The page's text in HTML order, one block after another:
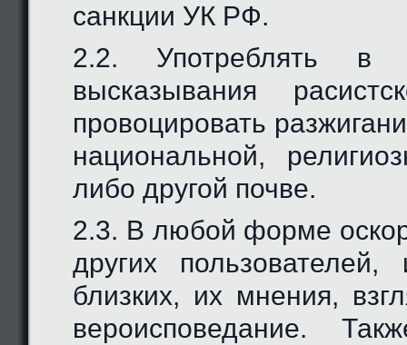
санкции УК РФ.
2.2. Употреблять
высказывания
провоцировать
национальной,
либо другой почве.
2.3. В любой форме
других
близких, их мнения,
вероисповедание.